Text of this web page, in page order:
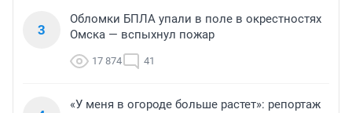
3
Обломки БПЛА упали в поле в окрестностях
Омска — вспыхнул пожар
17 874 41
«У меня в огороде больше растет»: репортаж